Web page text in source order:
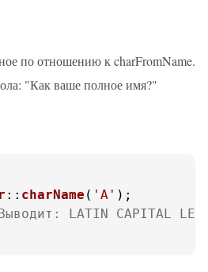
по отношению к charFromName.
"Как ваше полное имя?"
:: charName ( 'A'
LATIN CAPITAL